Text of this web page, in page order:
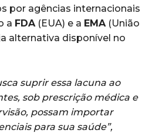
por agências internacionais
a FDA (EUA) e a EMA (União
alternativa disponível no
suprir essa lacuna ao
sob prescrição médica e
possam importar
para sua saúde”,